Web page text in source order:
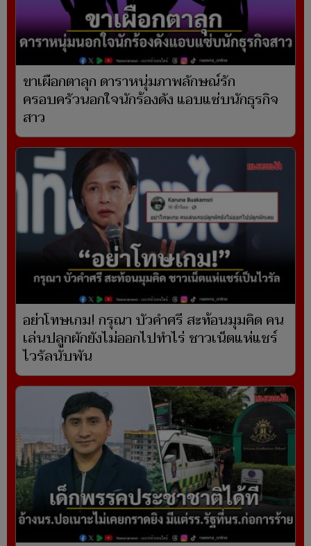
ขาเผือกตาลุก ดาราหนุ่มภาพลักษณ์รัก
ครอบครัวนอกใจนักร้องดัง แอบแซ่บนักธุรกิจ
สาว
อย่าโทษเกม! กรุณา บัวคำศรี สะท้อนมุมคิด คน
เล่นปลูกผักยังไม่ออกไปทำไร่ ชาวเน็ตแห่แชร์
ไวรัลนับพัน